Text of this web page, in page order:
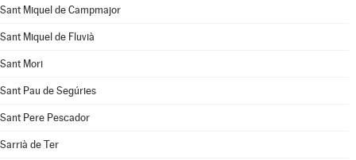
Sant Miquel de Campmajor
Sant Miquel de Fluvià
Sant Mori
Sant Pau de Segúries
Sant Pere Pescador
Sarrià de Ter